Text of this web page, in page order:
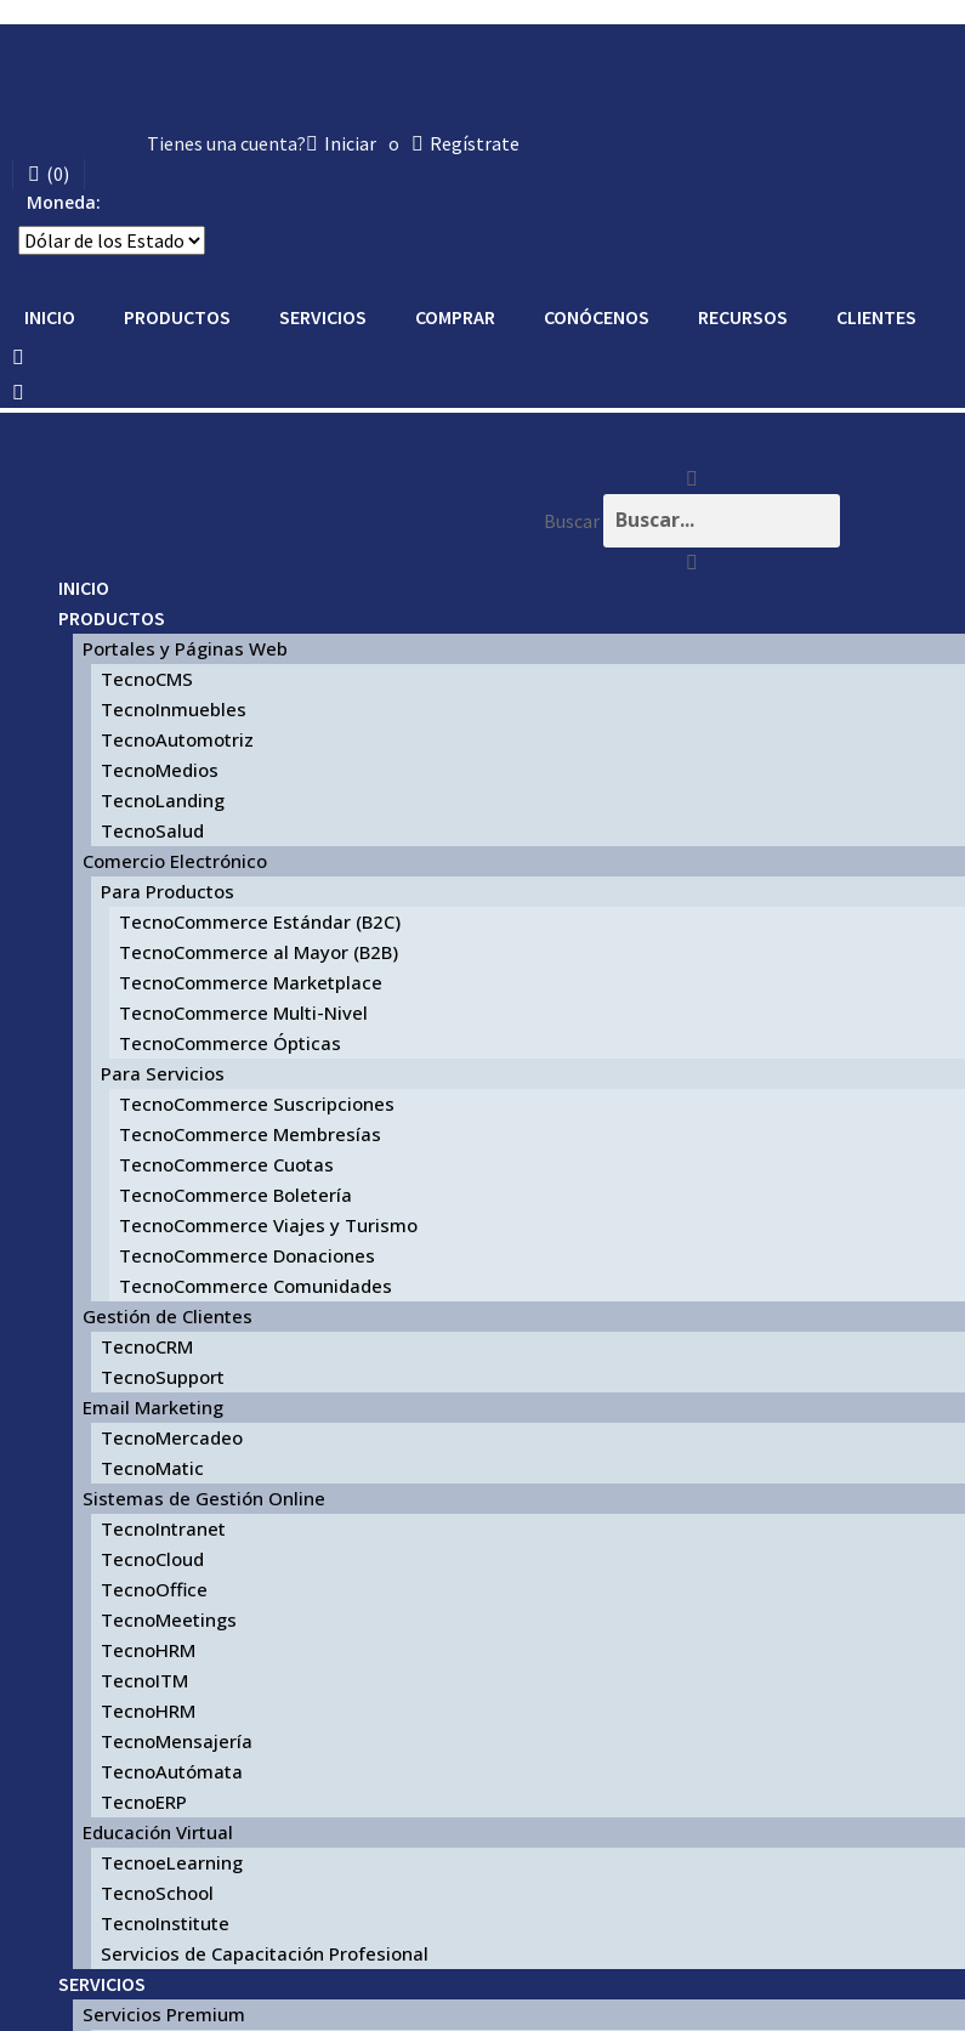
Tienes una cuenta? Iniciar o
Regístrate
(0)
Moneda:
INICIO PRODUCTOS SERVICIOS COMPRAR CONÓCENOS RECURSOS CLIENTES
Buscar
INICIO
PRODUCTOS
Portales y Páginas Web
TecnoCMS
TecnoInmuebles
TecnoAutomotriz
TecnoMedios
TecnoLanding
TecnoSalud
Comercio Electrónico
Para Productos
TecnoCommerce Estándar (B2C)
TecnoCommerce al Mayor (B2B)
TecnoCommerce Marketplace
TecnoCommerce Multi-Nivel
TecnoCommerce Ópticas
Para Servicios
TecnoCommerce Suscripciones
TecnoCommerce Membresías
TecnoCommerce Cuotas
TecnoCommerce Boletería
TecnoCommerce Viajes y Turismo
TecnoCommerce Donaciones
TecnoCommerce Comunidades
Gestión de Clientes
TecnoCRM
TecnoSupport
Email Marketing
TecnoMercadeo
TecnoMatic
Sistemas de Gestión Online
TecnoIntranet
TecnoCloud
TecnoOffice
TecnoMeetings
TecnoHRM
TecnoITM
TecnoHRM
TecnoMensajería
TecnoAutómata
TecnoERP
Educación Virtual
TecnoeLearning
TecnoSchool
TecnoInstitute
Servicios de Capacitación Profesional
SERVICIOS
Servicios Premium